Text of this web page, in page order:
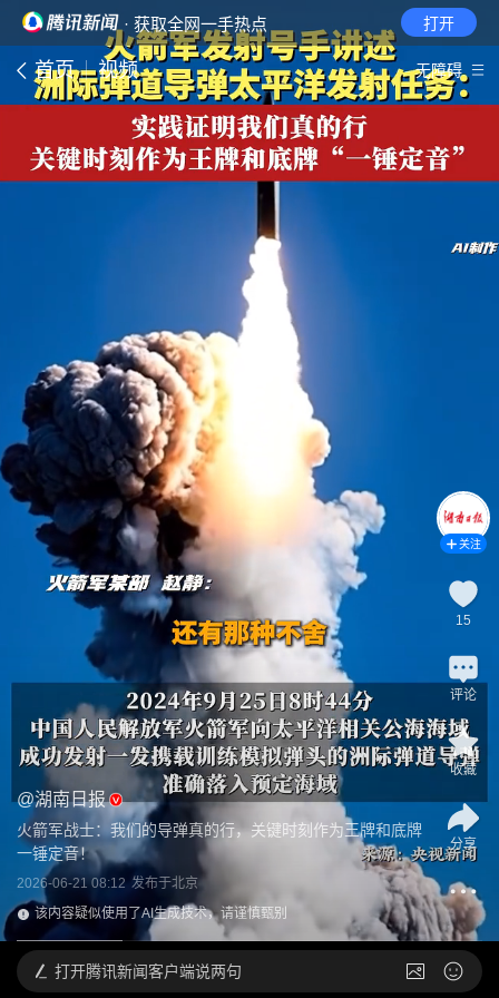
· 获取全网一手热点 打开
首页 视频 无障碍
@湖南日报
火箭军战士：我们的导弹真的行，关键时刻作为王牌和底牌
一锤定音！
2026-06-21 08:12 发布于北京
该内容疑似使用了AI生成技术，请谨慎甄别
关注
15
评论
收藏
分享
打开腾讯新闻客户端说两句